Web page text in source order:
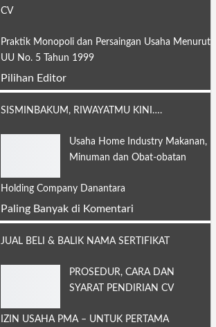
CV
Praktik Monopoli dan Persaingan Usaha Menurut
UU No. 5 Tahun 1999
Pilihan Editor
SISMINBAKUM, RIWAYATMU KINI….
Usaha Home Industry Makanan,
Minuman dan Obat-obatan
Holding Company Danantara
Paling Banyak di Komentari
JUAL BELI & BALIK NAMA SERTIFIKAT
PROSEDUR, CARA DAN
SYARAT PENDIRIAN CV
IZIN USAHA PMA – UNTUK PERTAMA